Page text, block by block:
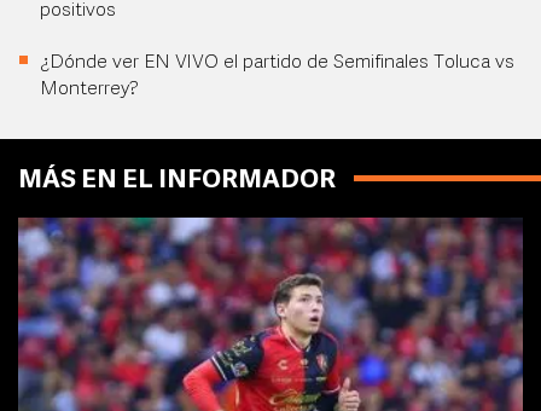
positivos
¿Dónde ver EN VIVO el partido de Semifinales Toluca vs
Monterrey?
MÁS EN EL INFORMADOR